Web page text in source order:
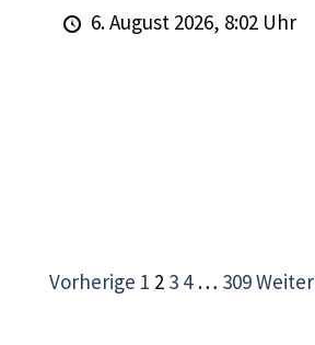
6. August 2026, 8:02 Uhr
Vorherige 1 2 3 4 … 309Weiter